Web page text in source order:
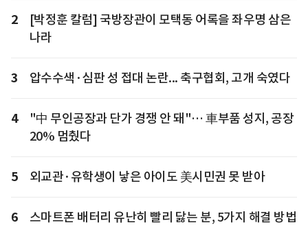
2
[박정훈 칼럼] 국방장관이 모택동 어록을 좌우명 삼은
나라
3 압수수색·심판 성 접대 논란... 축구협회, 고개 숙였다
4
"中 무인공장과 단가 경쟁 안 돼"… 車부품 성지, 공장
20% 멈췄다
5 외교관·유학생이 낳은 아이도 美시민권 못 받아
6 스마트폰 배터리 유난히 빨리 닳는 분, 5가지 해결 방법